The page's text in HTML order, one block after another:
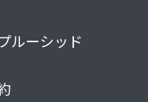
ルーシッド